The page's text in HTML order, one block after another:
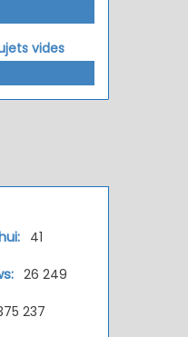
vides
41
26 249
237